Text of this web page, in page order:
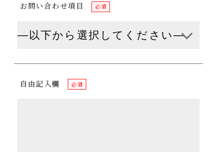
お問い合わせ項目 必須
自由記入欄 必須